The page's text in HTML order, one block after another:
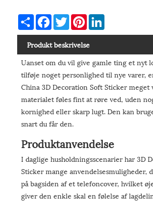
ShareFacebookTwitterPinterest
Produkt beskrivelse
Uanset om du vil give gamle ting et nyt
tilføje noget personlighed til nye varer,
China 3D Decoration Soft Sticker meget
materialet føles fint at røre ved, uden
kornighed eller skarp lugt. Den kan
snart du får den.
Produktanvendelse
I daglige husholdningsscenarier har 3D
Sticker mange anvendelsesmuligheder,
på bagsiden af ​​et telefoncover, hvilket
giver den enkle skal en følelse af